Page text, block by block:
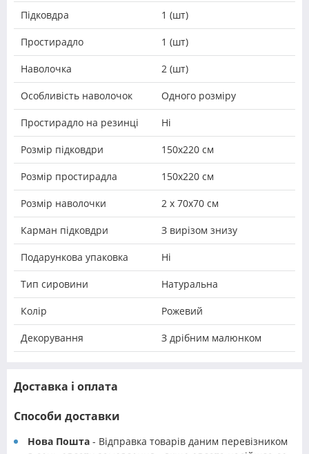
Підковдра 1 (шт)
Простирадло 1 (шт)
Наволочка 2 (шт)
Особливість наволочок Одного розміру
Простирадло на резинці Ні
Розмір підковдри 150х220 см
Розмір простирадла 150х220 см
Розмір наволочки 2 х 70х70 см
Карман підковдри З вирізом знизу
Подарункова упаковка Ні
Тип сировини Натуральна
Колір Рожевий
Декорування З дрібним малюнком
Доставка і оплата
Способи доставки
Нова Пошта - Відправка товарів даним перевізником